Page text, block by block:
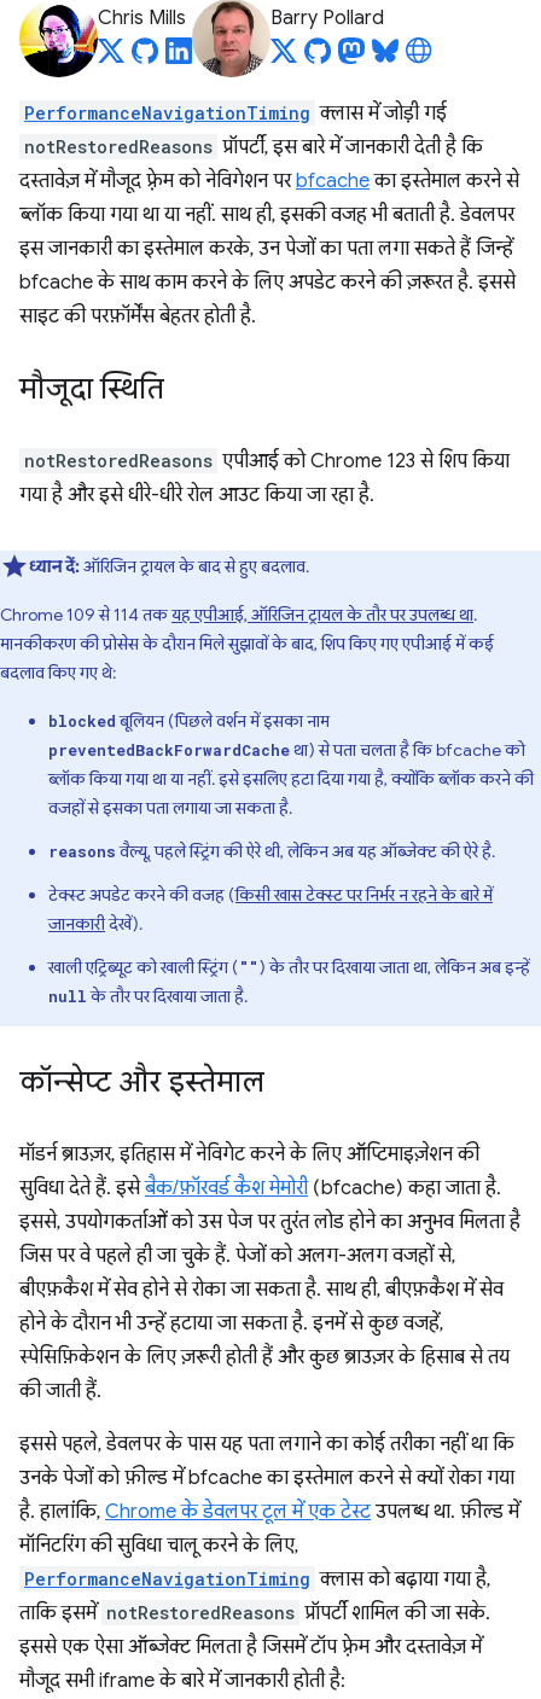
Chris Mills Barry Pollard
PerformanceNavigationTiming क्लास में जोड़ी गई
notRestoredReasons प्रॉपर्टी, इस बारे में जानकारी देती है कि
दस्तावेज़ में मौजूद फ़्रेम को नेविगेशन परbfcacheका इस्तेमाल करने से
ब्लॉक किया गया था या नहीं. साथ ही, इसकी वजह भी बताती है. डेवलपर
इस जानकारी का इस्तेमाल करके, उन पेजों का पता लगा सकते हैं जिन्हें
bfcache के साथ काम करने के लिए अपडेट करने की ज़रूरत है. इससे
साइट की परफ़ॉर्मेंस बेहतर होती है.
मौजूदा स्थिति
notRestoredReasons एपीआई को Chrome 123 से शिप किया
गया है और इसे धीरे-धीरे रोल आउट किया जा रहा है.
ध्यान दें:ऑरिजिन ट्रायल के बाद से हुए बदलाव.
Chrome 109 से 114 तकयह एपीआई, ऑरिजिन ट्रायल के तौर पर उपलब्ध था.
मानकीकरण की प्रोसेस के दौरान मिले सुझावों के बाद, शिप किए गए एपीआई में कई
बदलाव किए गए थे:
blockedबूलियन (पिछले वर्शन में इसका नाम
preventedBackForwardCacheथा) से पता चलता है कि bfcache को
ब्लॉक किया गया था या नहीं. इसे इसलिए हटा दिया गया है, क्योंकि ब्लॉक करने की
वजहों से इसका पता लगाया जा सकता है.
reasonsवैल्यू, पहले स्ट्रिंग की ऐरे थी, लेकिन अब यह ऑब्जेक्ट की ऐरे है.
टेक्स्ट अपडेट करने की वजह (किसी खास टेक्स्ट पर निर्भर न रहने के बारे में
जानकारीदेखें).
खाली एट्रिब्यूट को खाली स्ट्रिंग ("") के तौर पर दिखाया जाता था, लेकिन अब इन्हें
nullके तौर पर दिखाया जाता है.
कॉन्सेप्ट और इस्तेमाल
मॉडर्न ब्राउज़र, इतिहास में नेविगेट करने के लिए ऑप्टिमाइज़ेशन की
सुविधा देते हैं. इसेबैक/फ़ॉरवर्ड कैश मेमोरी(bfcache) कहा जाता है.
इससे, उपयोगकर्ताओं को उस पेज पर तुरंत लोड होने का अनुभव मिलता है
जिस पर वे पहले ही जा चुके हैं. पेजों को अलग-अलग वजहों से,
बीएफ़कैश में सेव होने से रोका जा सकता है. साथ ही, बीएफ़कैश में सेव
होने के दौरान भी उन्हें हटाया जा सकता है. इनमें से कुछ वजहें,
स्पेसिफ़िकेशन के लिए ज़रूरी होती हैं और कुछ ब्राउज़र के हिसाब से तय
की जाती हैं.
इससे पहले, डेवलपर के पास यह पता लगाने का कोई तरीका नहीं था कि
उनके पेजों को फ़ील्ड में bfcache का इस्तेमाल करने से क्यों रोका गया
है. हालांकि, Chrome के डेवलपर टूल में एक टेस्टउपलब्ध था. फ़ील्ड में
मॉनिटरिंग की सुविधा चालू करने के लिए,
PerformanceNavigationTiming क्लास को बढ़ाया गया है,
ताकि इसमें notRestoredReasons प्रॉपर्टी शामिल की जा सके.
इससे एक ऐसा ऑब्जेक्ट मिलता है जिसमें टॉप फ़्रेम और दस्तावेज़ में
मौजूद सभी iframe के बारे में जानकारी होती है: